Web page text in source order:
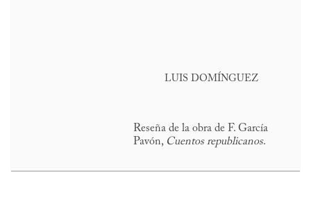
LUIS DOMÍNGUEZ
Reseña de la obra de F. García
Pavón, Cuentos republicanos.